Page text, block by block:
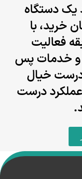
یک دستگاه
خرید،با
فعالیت
و خدماتپس
خیال
درست